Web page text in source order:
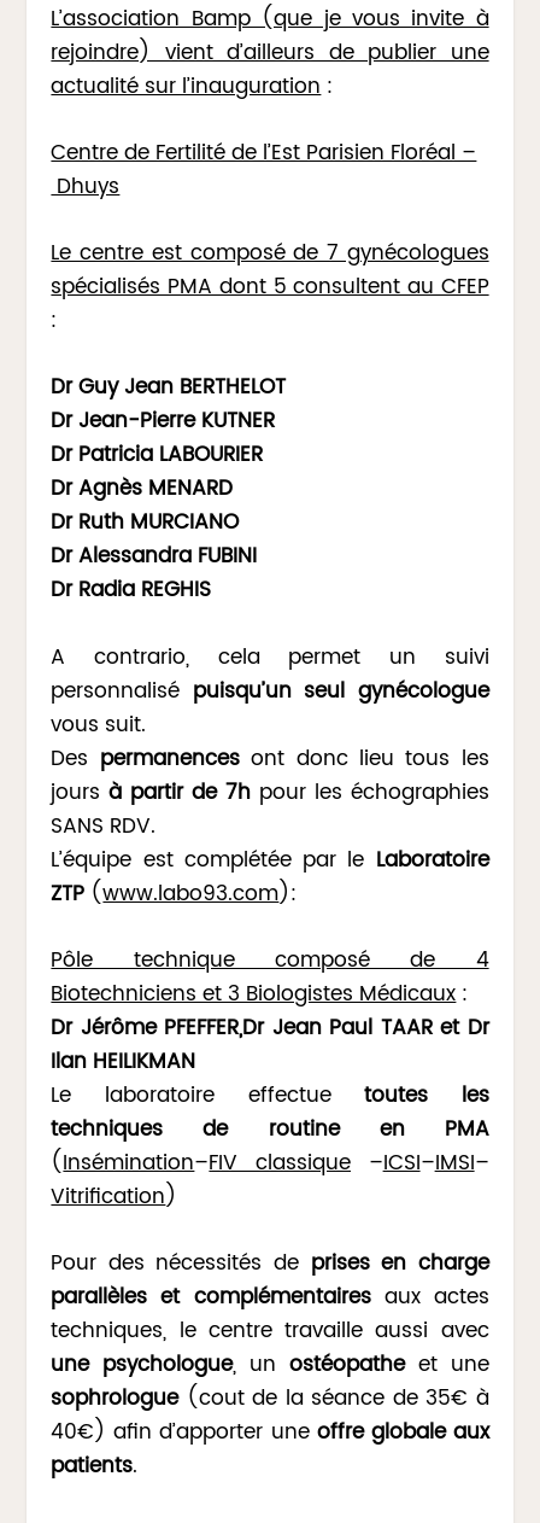
L’association Bamp (que je vous invite à
rejoindre) vient d’ailleurs de publier une
actualité sur l’inauguration:
Centre de Fertilité de l’Est Parisien Floréal –
Dhuys
Le centre est composé de 7 gynécologues
spécialisés PMA dont 5 consultent au CFEP
:
Dr Guy Jean BERTHELOT
Dr Jean-Pierre KUTNER
Dr Patricia LABOURIER
Dr Agnès MENARD
Dr Ruth MURCIANO
Dr Alessandra FUBINI
Dr Radia REGHIS
A contrario, cela permet un suivi
personnalisé puisqu’un seul gynécologue
vous suit.
Des permanencesont donc lieu tous les
jours à partir de 7hpour les échographies
SANS RDV.
L’équipe est complétée par le Laboratoire
ZTP (www.labo93.com):
Pôle technique composé de 4
Biotechniciens et 3 Biologistes Médicaux:
Dr Jérôme PFEFFER,Dr Jean Paul TAAR et Dr
Ilan HEILIKMAN
Le laboratoire effectuetoutes les
techniques de routine en PMA
(Insémination–FIV classique –ICSI–IMSI–
Vitrification)
Pour des nécessités de prises en charge
parallèles et complémentairesaux actes
techniques, le centre travaille aussi avec
une psychologue, un ostéopatheet une
sophrologue(cout de la séance de 35€ à
40€) afin d’apporter une offre globale aux
patients.